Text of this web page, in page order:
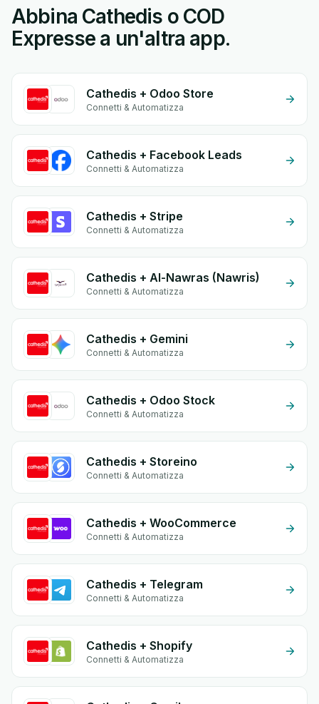
Abbina Cathedis o COD
Expresse a un'altra app.
Cathedis + Odoo Store
Connetti & Automatizza
Cathedis + Facebook Leads
Connetti & Automatizza
Cathedis + Stripe
Connetti & Automatizza
Cathedis + Al-Nawras (Nawris)
Connetti & Automatizza
Cathedis + Gemini
Connetti & Automatizza
Cathedis + Odoo Stock
Connetti & Automatizza
Cathedis + Storeino
Connetti & Automatizza
Cathedis + WooCommerce
Connetti & Automatizza
Cathedis + Telegram
Connetti & Automatizza
Cathedis + Shopify
Connetti & Automatizza